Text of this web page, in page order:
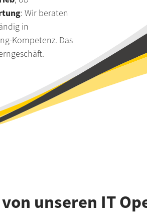
: Wir beraten
in
Kompetenz. Das
unseren IT
Datenschutz
Barrierefreiheit
Kontakt